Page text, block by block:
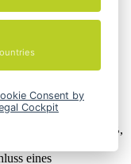
an Unternehmer
§14 BGB,
eines
Consent by
Cockpit